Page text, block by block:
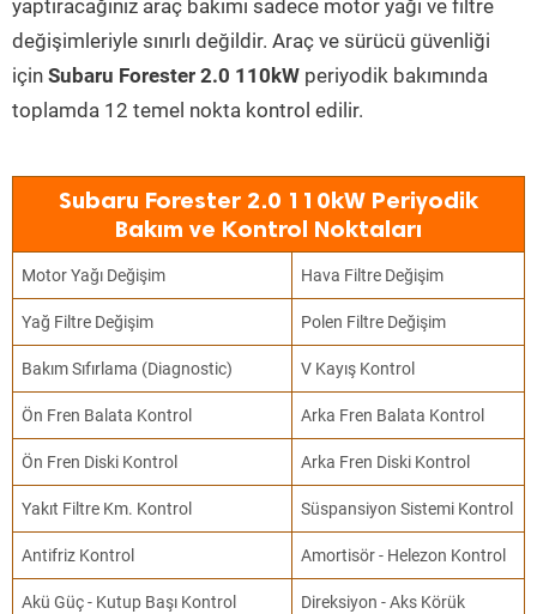
yaptıracağınız araç bakımı sadece motor yağı ve filtre
değişimleriyle sınırlı değildir. Araç ve sürücü güvenliği
için Subaru Forester 2.0 110kW periyodik bakımında
toplamda 12 temel nokta kontrol edilir.
Subaru Forester 2.0 110kW Periyodik
Bakım ve Kontrol Noktaları
Motor Yağı Değişim Hava Filtre Değişim
Yağ Filtre Değişim Polen Filtre Değişim
Bakım Sıfırlama (Diagnostic) V Kayış Kontrol
Ön Fren Balata Kontrol Arka Fren Balata Kontrol
Ön Fren Diski Kontrol Arka Fren Diski Kontrol
Yakıt Filtre Km. Kontrol Süspansiyon Sistemi Kontrol
Antifriz Kontrol Amortisör - Helezon Kontrol
Akü Güç - Kutup Başı Kontrol
Direksiyon - Aks Körük